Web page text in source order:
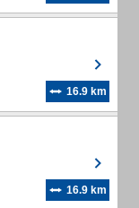
16.9 km
16.9 km